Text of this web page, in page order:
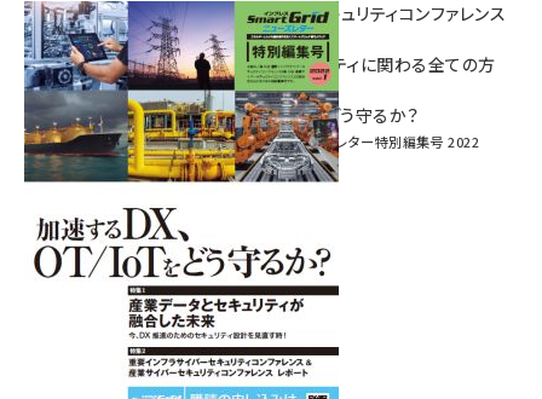
重要インフラサイバーセキュリティコンファレンス
特別電子版！
― 産業サイバーセキュリティに関わる全ての方
へ！ ―
加速するDX、OT/IoTをどう守るか？
インプレス SmartGridニューズレター特別編集号 2022
Vol.1